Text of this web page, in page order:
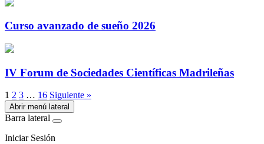
Curso avanzado de sueño 2026
IV Forum de Sociedades Científicas Madrileñas
1 2 3 … 16 Siguiente »
Abrir menú lateral
Barra lateral
Iniciar Sesión